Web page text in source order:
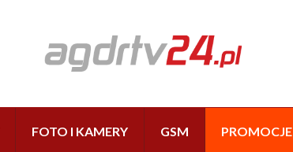
FOTO I KAMERY GSM PROMOCJE